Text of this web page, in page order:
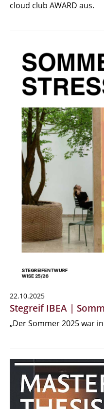
cloud club AWARD aus.
22.10.2025
Stegreif IBEA |
„Der Sommer 2025 war